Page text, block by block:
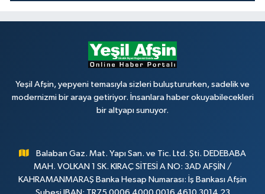
Yeşil Afşin, yepyeni temasıyla sizleri buluştururken, sadelik ve
modernizmi bir araya getiriyor. İnsanlara haber okuyabilecekleri
bir altyapı sunuyor.
Balaban Gaz. Mat. Yapı San. ve Tic. Ltd. Şti. DEDEBABA
MAH. VOLKAN 1 SK. KIRAÇ SİTESİ A NO: 3AD AFŞİN /
KAHRAMANMARAŞ Banka Hesap Numarası: İş Bankası Afşin